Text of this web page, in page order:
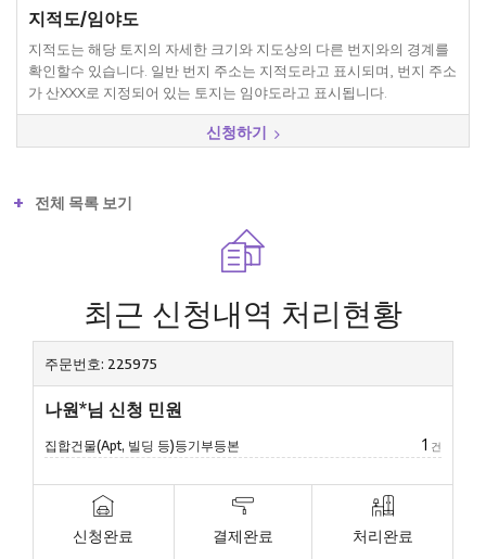
지적도/임야도
지적도는 해당 토지의 자세한 크기와 지도상의 다른 번지와의 경계를
확인할수 있습니다. 일반 번지 주소는 지적도라고 표시되며, 번지 주소
가 산XXX로 지정되어 있는 토지는 임야도라고 표시됩니다.
신청하기
+ 전체 목록 보기
최근 신청내역 처리현황
주문번호: 225975
나원*님 신청 민원
집합건물(Apt, 빌딩 등)등기부등본 1 건
신청완료 결제완료 처리완료